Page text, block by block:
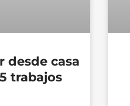
desde casa
trabajos